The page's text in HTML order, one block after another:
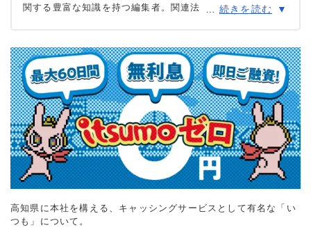
関する豊富な知識を持つ編集者。関連法規（貸金業法・金
もとにリアルな情報収集を怠らず、自身も当サイトにおい
て1,000本を超える記事を執筆。生活に欠かせない「お金」
だからこそ最適な意思決定を支援したいという理念のもと
に情報発信を行っている。
続きを読む
高知県に本社を構える、キャッシングサービスとして有名な「い
つも」について。